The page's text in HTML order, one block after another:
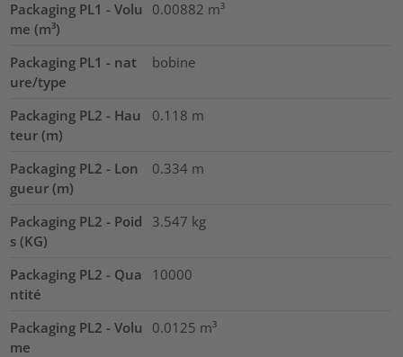
Packaging PL1 - Volu
me (m³)
0.00882 m³
Packaging PL1 - nat
ure/type
bobine
Packaging PL2 - Hau
teur (m)
0.118 m
Packaging PL2 - Lon
gueur (m)
0.334 m
Packaging PL2 - Poid
s (KG)
3.547 kg
Packaging PL2 - Qua
ntité
10000
Packaging PL2 - Volu
me
0.0125 m³